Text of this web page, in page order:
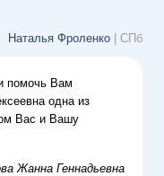
Наталья Фроленко | СПб
помочь Вам
одна из
Вас и Вашу
Жанна Геннадьевна